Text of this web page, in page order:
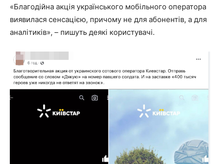
«Благодійна акція українського мобільного оператора
виявилася сенсацією, причому не для абонентів, а для
аналітиків», – пишуть деякі користувачі.